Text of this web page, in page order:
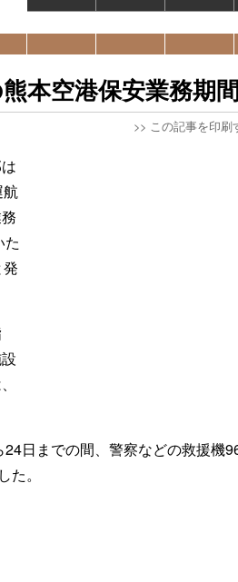
本空港保安業務期
>> この記事を印刷
た
日までの間、警察などの救援機
。